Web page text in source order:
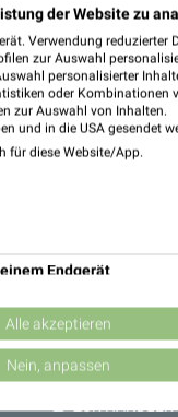
Aktuell keine
ZUR
der Website zu
Verwendung reduzierter
zur Auswahl
personalisierter
oder Kombinationen
zur Auswahl von Inhalten.
und in die USA gesendet
für diese Website/App.
Endgerät
Alle akzeptieren
Nein, anpassen